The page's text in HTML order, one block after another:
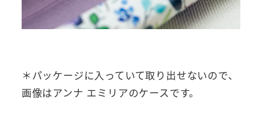
＊パッケージに入っていて取り出せないので、
画像はアンナ エミリアのケースです。